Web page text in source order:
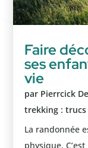
Faire
ses
vie
par Pierrcick
trekking : trucs
La randonnée
physique.